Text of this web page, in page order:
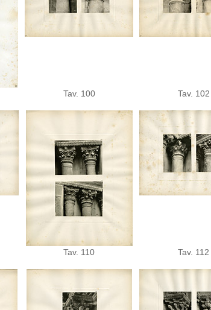
Tav. 100 Tav. 102
Tav. 110 Tav. 112